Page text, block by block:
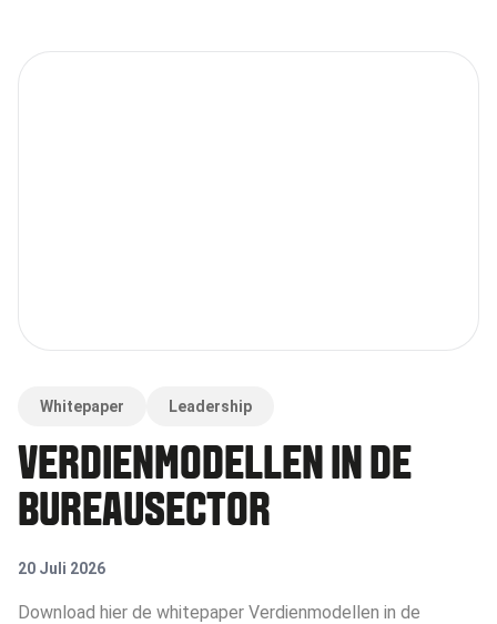
Whitepaper Leadership
VERDIENMODELLEN IN DE
BUREAUSECTOR
20 Juli 2026
Download hier de whitepaper Verdienmodellen in de